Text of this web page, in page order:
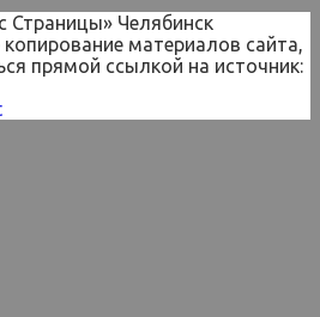
Страницы» Челябинск
материалов сайта,
прямой ссылкой на источник: